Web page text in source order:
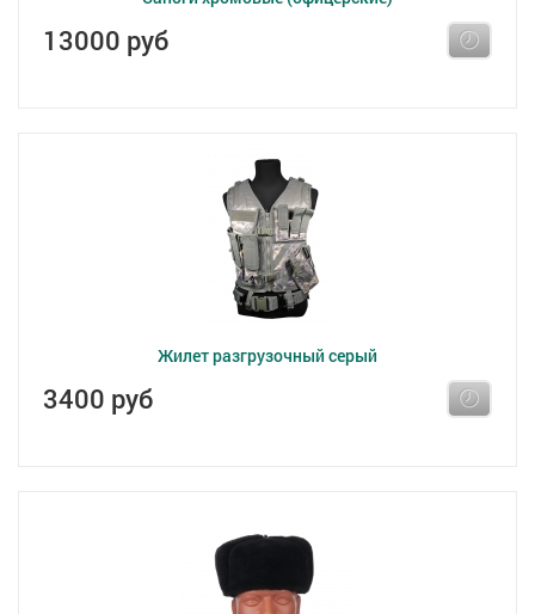
13000 руб
Жилет разгрузочный серый
3400 руб